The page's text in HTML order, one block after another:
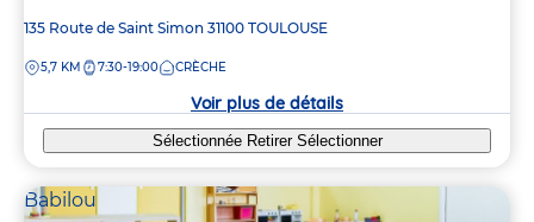
Adresse
la
135 Route de Saint Simon 31100 TOULOUSE
DISTANCE
5,7 KM 7:30-19:00 CRÈCHE
Voir plus de détails
Sélectionnée Retirer Sélectionner
Babilou